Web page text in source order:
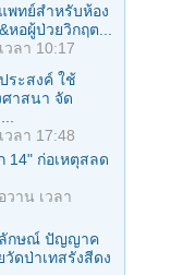
พทย์สำหรับห้อง
อผู้ป่วยวิกฤต...
วลา 10:17
ระสงค์ ใช้
าสนา จัด
วลา 17:48
14" ก่อเหตุสลด
วาน เวลา
ลักษณ์ ปัญญาค
ดป่าเทสรังสีดง